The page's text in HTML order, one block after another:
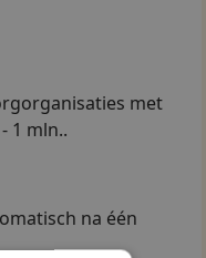
met
1 mln..
na één